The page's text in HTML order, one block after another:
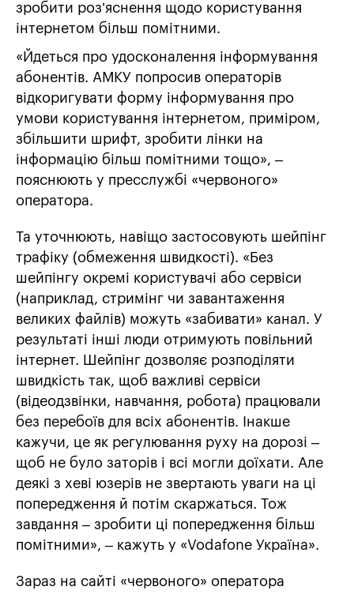
зробити роз’яснення щодо користування
інтернетом більш помітними.
«Йдеться про удосконалення інформування
абонентів. АМКУ попросив операторів
відкоригувати форму інформування про
умови користування інтернетом, приміром,
збільшити шрифт, зробити лінки на
інформацію більш помітними тощо», –
пояснюють у пресслужбі «червоного»
оператора.
Та уточнюють, навіщо застосовують шейпінг
трафіку (обмеження швидкості). «Без
шейпінгу окремі користувачі або сервіси
(наприклад, стримінг чи завантаження
великих файлів) можуть «забивати» канал. У
результаті інші люди отримують повільний
інтернет. Шейпінг дозволяє розподіляти
швидкість так, щоб важливі сервіси
(відеодзвінки, навчання, робота) працювали
без перебоїв для всіх абонентів. Інакше
кажучи, це як регулювання руху на дорозі –
щоб не було заторів і всі могли доїхати. Але
деякі з хеві юзерів не звертають уваги на ці
попередження й потім скаржаться. Тож
завдання – зробити ці попередження більш
помітними», – кажуть у «Vodafone Україна».
Зараз на сайті «червоного» оператора